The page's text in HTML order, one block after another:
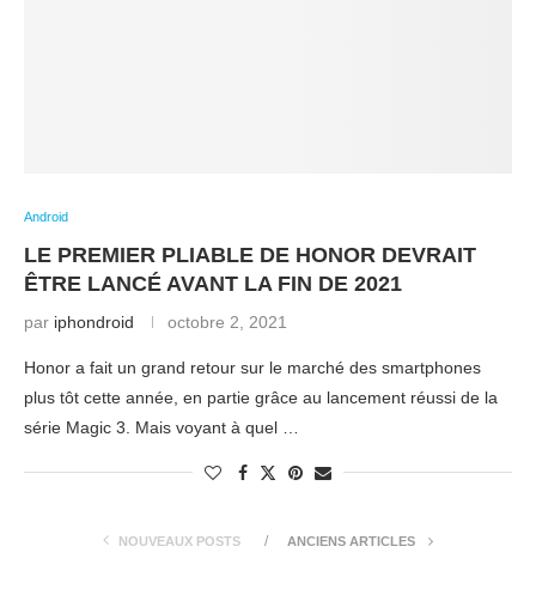
Android
LE PREMIER PLIABLE DE HONOR DEVRAIT
ÊTRE LANCÉ AVANT LA FIN DE 2021
par iphondroid octobre 2, 2021
Honor a fait un grand retour sur le marché des smartphones
plus tôt cette année, en partie grâce au lancement réussi de la
série Magic 3. Mais voyant à quel …
NOUVEAUX POSTS ANCIENS ARTICLES